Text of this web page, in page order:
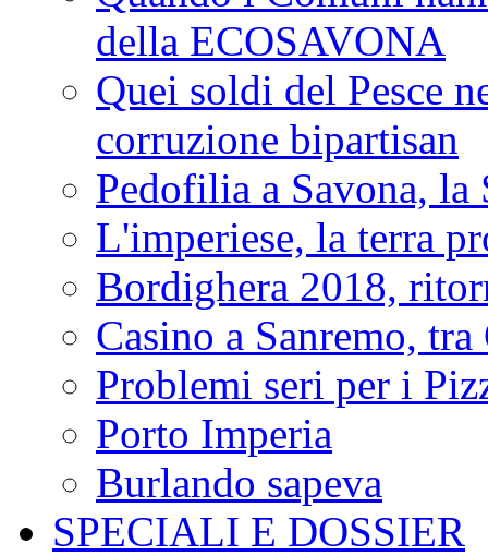
della ECOSAVONA
Quei soldi del Pesce
corruzione bipartisan
Pedofilia a Savona, la
L'imperiese, la terra
Bordighera 2018,
Casino a Sanremo,
Problemi seri per i
Porto Imperia
Burlando sapeva
SPECIALI E DOSSIER